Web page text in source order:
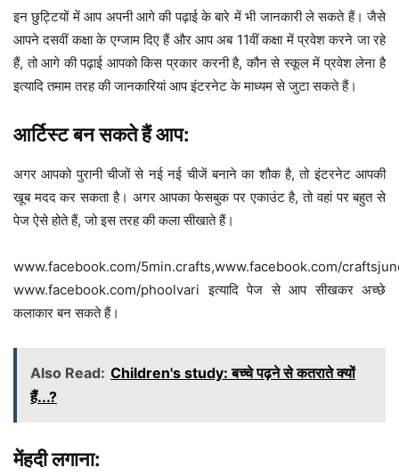
इन छुट्टियों में आप अपनी आगे की पढ़ाई के बारे में भी जानकारी ले सकते हैं। जैसे
आपने दसवीं कक्षा के एग्जाम दिए हैं और आप अब 11वीं कक्षा में प्रवेश करने जा रहे
हैं, तो आगे की पढ़ाई आपको किस प्रकार करनी है, कौन से स्कूल में प्रवेश लेना है
इत्यादि तमाम तरह की जानकारियां आप इंटरनेट के माध्यम से जुटा सकते हैं।
आर्टिस्ट बन सकते हैं आप:
अगर आपको पुरानी चीजों से नई नई चीजें बनाने का शौक है, तो इंटरनेट आपकी
खूब मदद कर सकता है। अगर आपका फेसबुक पर एकाउंट है, तो वहां पर बहुत से
पेज ऐसे होते हैं, जो इस तरह की कला सीखाते हैं।
www.facebook.com/5min.crafts,www.facebook.com/
www.facebook.com/phoolvari इत्यादि पेज से आप सीखकर अच्छे
कलाकार बन सकते हैं।
Also Read: Children's study: बच्चे पढ़ने से कतराते क्यों
हैं...?
मेंहदी लगाना: